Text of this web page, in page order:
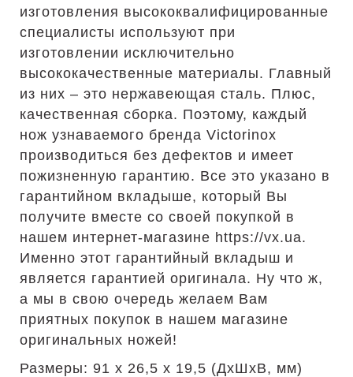
изготовления высококвалифицированные
специалисты используют при
изготовлении исключительно
высококачественные материалы. Главный
из них – это нержавеющая сталь. Плюс,
качественная сборка. Поэтому, каждый
нож узнаваемого бренда Victorinox
производиться без дефектов и имеет
пожизненную гарантию. Все это указано в
гарантийном вкладыше, который Вы
получите вместе со своей покупкой в
нашем интернет-магазине https://vx.ua.
Именно этот гарантийный вкладыш и
является гарантией оригинала. Ну что ж,
а мы в свою очередь желаем Вам
приятных покупок в нашем магазине
оригинальных ножей!
Размеры: 91 х 26,5 х 19,5 (ДхШхВ, мм)